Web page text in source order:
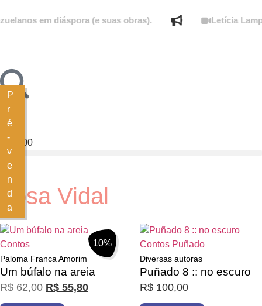
em diáspora (e suas obras). Letícia
0,00
Yosa Vidal
10%
P
r
é
-
v
e
n
d
a
Contos
Paloma Franca Amorim
Um búfalo na areia
R$62,00 R$ 55,80
Contos Puñado
Diversas autoras
Puñado 8 :: no escuro
R$ 100,00